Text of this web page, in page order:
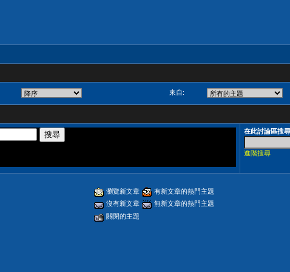
來自:
在此討論區搜尋
進階搜尋
瀏覽新文章
有新文章的熱門主題
沒有新文章
無新文章的熱門主題
關閉的主題